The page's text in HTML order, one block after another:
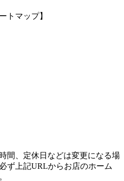
トマップ】
間、定休日などは変更になる場
ず上記URLからお店のホーム